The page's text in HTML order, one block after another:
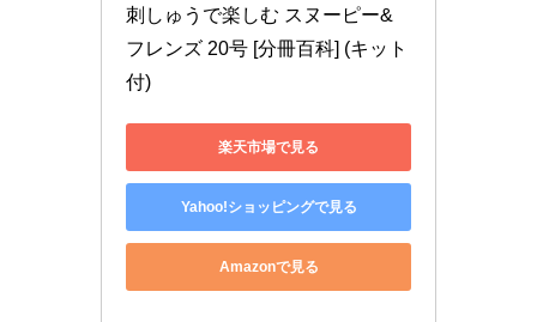
刺しゅうで楽しむ スヌーピー&
フレンズ 20号 [分冊百科] (キット
付)
楽天市場で見る
Yahoo!ショッピングで見る
Amazonで見る